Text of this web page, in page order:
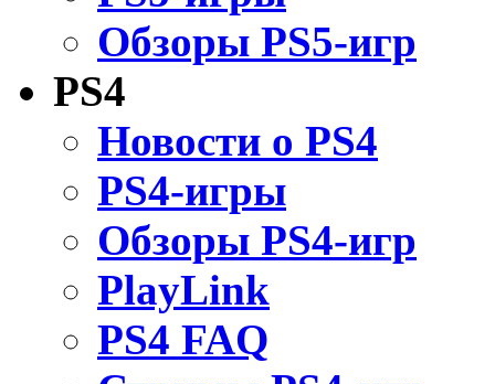
Обзоры PS5-игр
PS4
Новости о PS4
PS4-игры
Обзоры PS4-игр
PlayLink
PS4 FAQ